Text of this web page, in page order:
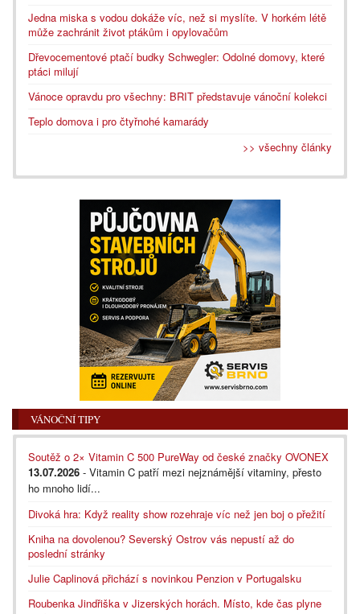
Jedna miska s vodou dokáže víc, než si myslíte. V horkém létě
může zachránit život ptákům i opylovačům
Dřevocementové ptačí budky Schwegler: Odolné domovy, které
ptáci milují
Vánoce opravdu pro všechny: BRIT představuje vánoční kolekci
Teplo domova i pro čtyřnohé kamarády
>> všechny články
VÁNOČNÍ TIPY
Soutěž o 2× Vitamin C 500 PureWay od české značky OVONEX
13.07.2026 - Vitamin C patří mezi nejznámější vitaminy, přesto
ho mnoho lidí...
Divoká hra: Když reality show rozehraje víc než jen boj o přežití
Kniha na dovolenou? Severský Ostrov vás nepustí až do
poslední stránky
Julie Caplinová přichází s novinkou Penzion v Portugalsku
Roubenka Jindřiška v Jizerských horách. Místo, kde čas plyne